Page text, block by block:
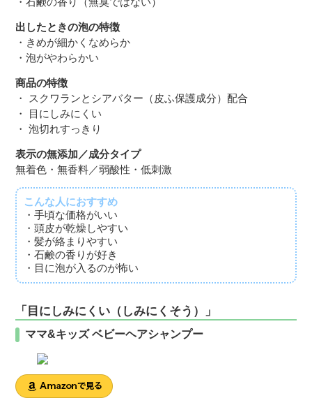
出したときの泡の特徴
・きめが細かくなめらか
・泡がやわらかい
商品の特徴
・ スクワランとシアバター（皮ふ保護成分）配合
・ 目にしみにくい
・ 泡切れすっきり
表示の無添加／成分タイプ
無着色・無香料／弱酸性・低刺激
こんな人におすすめ
・手頃な価格がいい
・頭皮が乾燥しやすい
・髪が絡まりやすい
・石鹸の香りが好き
・目に泡が入るのが怖い
「目にしみにくい（しみにくそう）」
ママ&キッズ ベビーヘアシャンプー